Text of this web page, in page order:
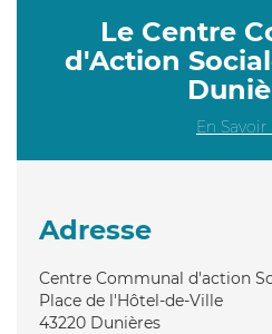
Le Centre
d'Action
En Savoir
Adresse
Centre Communal d'action
Place de l'Hôtel-de-Ville
43220 Dunières